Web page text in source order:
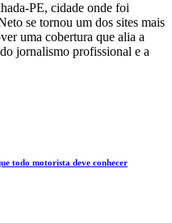
PE, cidade onde foi
se tornou um dos sites mais
uma cobertura que alia a
jornalismo profissional e a
todo motorista deve conhecer